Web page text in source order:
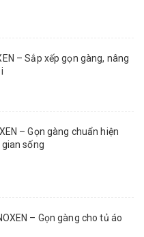
– Sắp xếp gọn gàng, nâng
– Gọn gàng chuẩn hiện
sống
– Gọn gàng cho tủ áo